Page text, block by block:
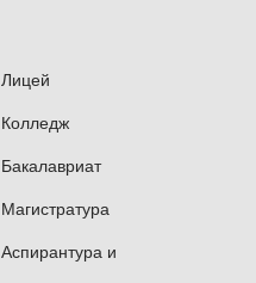
Лицей
Колледж
Бакалавриат
Магистратура
Аспирантура и